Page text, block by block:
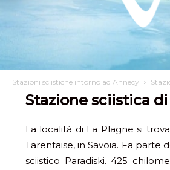
Stazioni sciistiche intorno ad Annecy
Stazione sciistica
La località di La Plagne si
Tarentaise, in Savoia. Fa parte
sciistico Paradiski. 425